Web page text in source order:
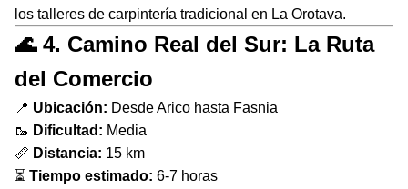
los talleres de carpintería tradicional en La Orotava.
🌊 4. Camino Real del Sur: La Ruta
del Comercio
📍 Ubicación: Desde Arico hasta Fasnia
🥾 Dificultad: Media
📏 Distancia: 15 km
⏳ Tiempo estimado: 6-7 horas